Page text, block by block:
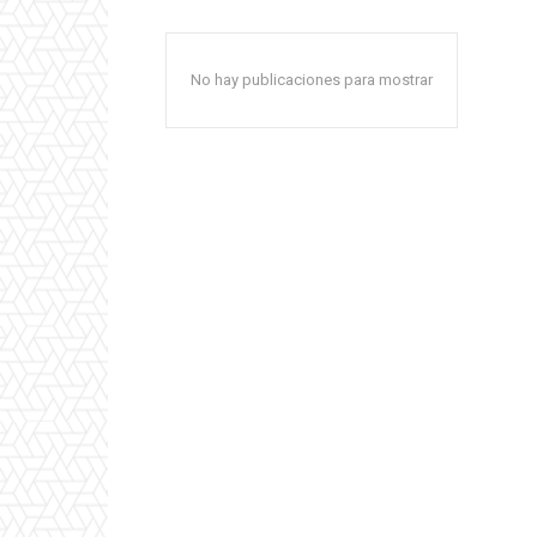
No hay publicaciones para mostrar